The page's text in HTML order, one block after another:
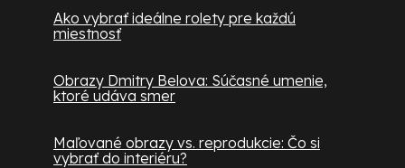
Ako vybrať ideálne rolety pre každú
miestnosť
Obrazy Dmitry Belova: Súčasné umenie,
ktoré udáva smer
Maľované obrazy vs. reprodukcie: Čo si
vybrať do interiéru?